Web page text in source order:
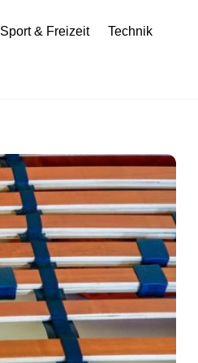
Sport & Freizeit Technik